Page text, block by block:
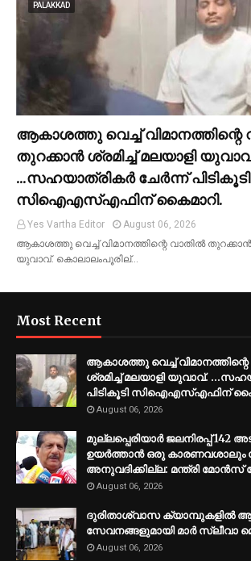
PALAKKAD
ആകാശത്തു വെച്ച് വിമാനത്തിന്റെ
തുറക്കാന്‍ ശ്രമിച്ച് മലയാളി
...സഹയാത്രികര്‍ ചേര്‍ന്ന് പിടികൂടി
സിഐഎസ്എഫിന് കൈമാറി.
Yes Vartha Editor
August 06, 2026
ആകാശത്തു വെച്ച് വിമാനത്തിന്റെ വാതില്‍ തുറക്കാന്‍
യുവാവ്. കൊലാലംപൂരില്…
Most Recent
ആകാശത്തു വെച്ച്
ശ്രമിച്ച് മലയാളി യുവാവ്.
പിടികൂടി സിഐഎസ്എഫിന്
August 06, 2026
മുല്ലപ്പെരിയാര്‍ ജലനിരപ്പ് 142
ഉയര്‍ത്താന്‍ ഒരു കാരണവശാലും
അനുവദിക്കില്ല: മന്ത്രി
August 06, 2026
ദുരിതാശ്വാസ ക്യാമ്പുകളിൽ
സേവനങ്ങളുമായി മാർ സ്ലീവാ
August 06, 2026